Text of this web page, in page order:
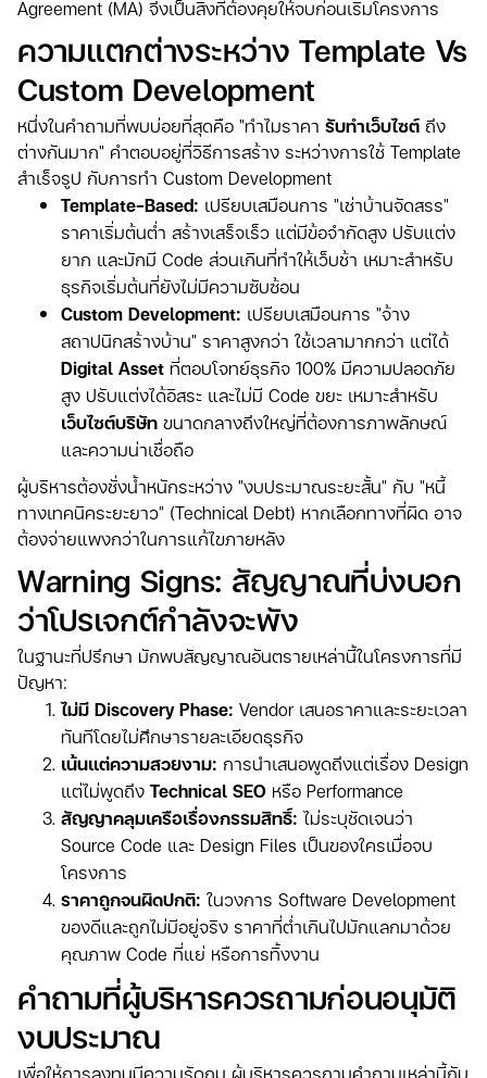
Agreement (MA) จึงเป็นสิ่งที่ต้องคุยให้จบก่อนเริ่มโครงการ
ความแตกต่างระหว่าง Template Vs
Custom Development
หนึ่งในคำถามที่พบบ่อยที่สุดคือ "ทำไมราคา รับทำเว็บไซต์ ถึง
ต่างกันมาก" คำตอบอยู่ที่วิธีการสร้าง ระหว่างการใช้ Template
สำเร็จรูป กับการทำ Custom Development
Template-Based: เปรียบเสมือนการ "เช่าบ้านจัดสรร"
ราคาเริ่มต้นต่ำ สร้างเสร็จเร็ว แต่มีข้อจำกัดสูง ปรับแต่ง
ยาก และมักมี Code ส่วนเกินที่ทำให้เว็บช้า เหมาะสำหรับ
ธุรกิจเริ่มต้นที่ยังไม่มีความซับซ้อน
Custom Development: เปรียบเสมือนการ "จ้าง
สถาปนิกสร้างบ้าน" ราคาสูงกว่า ใช้เวลามากกว่า แต่ได้
Digital Asset ที่ตอบโจทย์ธุรกิจ 100% มีความปลอดภัย
สูง ปรับแต่งได้อิสระ และไม่มี Code ขยะ เหมาะสำหรับ
เว็บไซต์บริษัท ขนาดกลางถึงใหญ่ที่ต้องการภาพลักษณ์
และความน่าเชื่อถือ
ผู้บริหารต้องชั่งน้ำหนักระหว่าง "งบประมาณระยะสั้น" กับ "หนี้
ทางเทคนิคระยะยาว" (Technical Debt) หากเลือกทางที่ผิด อาจ
ต้องจ่ายแพงกว่าในการแก้ไขภายหลัง
Warning Signs: สัญญาณที่บ่งบอก
ว่าโปรเจกต์กำลังจะพัง
ในฐานะที่ปรึกษา มักพบสัญญาณอันตรายเหล่านี้ในโครงการที่มี
ปัญหา:
ไม่มี Discovery Phase: Vendor เสนอราคาและระยะเวลา
ทันทีโดยไม่ศึกษารายละเอียดธุรกิจ
เน้นแต่ความสวยงาม: การนำเสนอพูดถึงแต่เรื่อง Design
แต่ไม่พูดถึง Technical SEO หรือ Performance
สัญญาคลุมเครือเรื่องกรรมสิทธิ์: ไม่ระบุชัดเจนว่า
Source Code และ Design Files เป็นของใครเมื่อจบ
โครงการ
ราคาถูกจนผิดปกติ: ในวงการ Software Development
ของดีและถูกไม่มีอยู่จริง ราคาที่ต่ำเกินไปมักแลกมาด้วย
คุณภาพ Code ที่แย่ หรือการทิ้งงาน
คำถามที่ผู้บริหารควรถามก่อนอนุมัติ
งบประมาณ